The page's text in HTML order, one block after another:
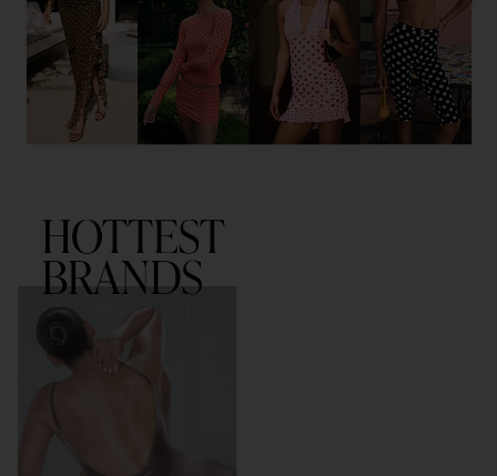
HOTTEST BRANDS